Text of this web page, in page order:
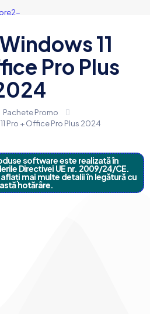
11
Pro Plus
Pachete Promo
Pro + Office Pro Plus 2024
software este realizată în
Directivei UE nr. 2009/24/CE.
mai multe detalii în legătură cu
hotărâre.